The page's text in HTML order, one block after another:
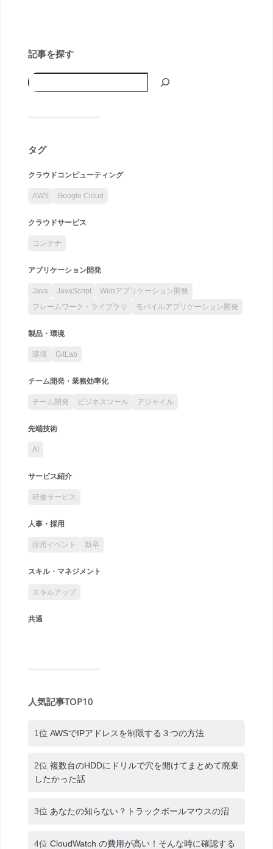
記事を探す
タグ
クラウドコンピューティング
AWS Google Cloud
クラウドサービス
コンテナ
アプリケーション開発
Java JavaScript
Webアプリケーション開発
フレームワーク・ライブラリ
モバイルアプリケーション開発
製品・環境
環境 GitLab
チーム開発・業務効率化
チーム開発 ビジネスツール アジャイル
先端技術
AI
サービス紹介
研修サービス
人事・採用
採用イベント 新卒
スキル・マネジメント
スキルアップ
共通
人気記事TOP10
1位 AWSでIPアドレスを制限する３つの方法
2位 複数台のHDDにドリルで穴を開けてまとめて廃棄
したかった話
3位 あなたの知らない？トラックボールマウスの沼
4位 CloudWatch の費用が高い！そんな時に確認する